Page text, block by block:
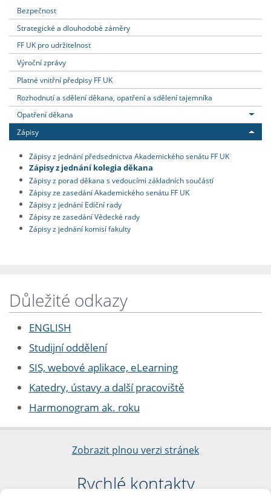
Bezpečnost
Strategické a dlouhodobé záměry
FF UK pro udržitelnost
Výroční zprávy
Platné vnitřní předpisy FF UK
Rozhodnutí a sdělení děkana, opatření a sdělení tajemníka
Opatření děkana
Zápisy
Zápisy z jednání předsednictva Akademického senátu FF UK
Zápisy z jednání kolegia děkana
Zápisy z porad děkana s vedoucími základních součástí
Zápisy ze zasedání Akademického senátu FF UK
Zápisy z jednání Ediční rady
Zápisy ze zasedání Vědecké rady
Zápisy z jednání komisí fakulty
Důležité odkazy
ENGLISH
Studijní oddělení
SIS, webové aplikace, eLearning
Katedry, ústavy a další pracoviště
Harmonogram ak. roku
Zobrazit plnou verzi stránek
Rychlé kontakty